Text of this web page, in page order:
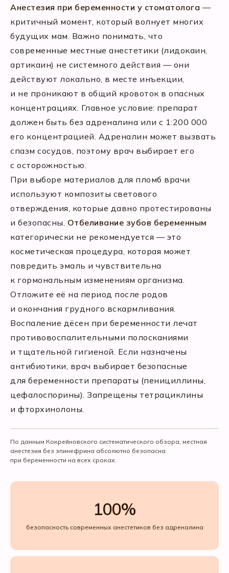
Анестезия при беременности у стоматолога —
критичный момент, который волнует многих
будущих мам. Важно понимать, что
современные местные анестетики (лидокаин,
артикаин) не системного действия — они
действуют локально, в месте инъекции,
и не проникают в общий кровоток в опасных
концентрациях. Главное условие: препарат
должен быть без адреналина или с 1:200 000
его концентрацией. Адреналин может вызвать
спазм сосудов, поэтому врач выбирает его
с осторожностью.
При выборе материалов для пломб врачи
используют композиты светового
отверждения, которые давно протестированы
и безопасны. Отбеливание зубов беременным
категорически не рекомендуется — это
косметическая процедура, которая может
повредить эмаль и чувствительна
к гормональным изменениям организма.
Отложите её на период после родов
и окончания грудного вскармливания.
Воспаление дёсен при беременности лечат
противовоспалительными полосканиями
и тщательной гигиеной. Если назначены
антибиотики, врач выбирает безопасные
для беременности препараты (пенициллины,
цефалоспорины). Запрещены тетрациклины
и фторхинолоны.
По данным Кокрейновского систематического обзора, местная
анестезия без эпинефрина абсолютно безопасна
при беременности на всех сроках.
100%
безопасность современных анестетиков без адреналина